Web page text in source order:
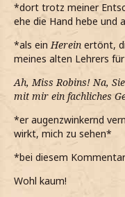
*dort trotz meiner
ehe die Hand hebe und
*als einHerein ertönt,
meines alten Lehrers
Ah, Miss Robins! Na,
mit mir ein fachliches
*er augenzwinkernd
wirkt, mich zu sehen*
*bei diesem
Wohl kaum!